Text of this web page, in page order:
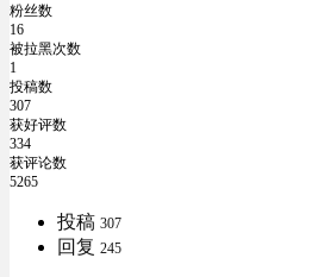
粉丝数
16
被拉黑次数
1
投稿数
307
获好评数
334
获评论数
5265
投稿 307
回复 245